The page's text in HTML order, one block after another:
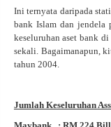
Ini ternyata daripada
bank Islam dan jendela
keseluruhan aset bank
sekali. Bagaimanapun,
tahun 2004.
Jumlah Keseluruhan